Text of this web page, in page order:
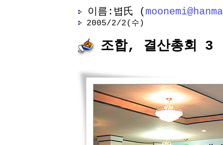
이름:볍氏 (
2005/2/2(수)
조합, 결산총회